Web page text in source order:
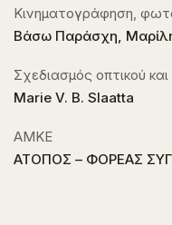
Κινηματογράφηση,
Βάσω Παράσχη,
Σχεδιασμός οπτικού
Marie V. B. Slaatta
ΑΜΚΕ
ΑΤΟΠΟΣ – ΦΟΡΕΑΣ